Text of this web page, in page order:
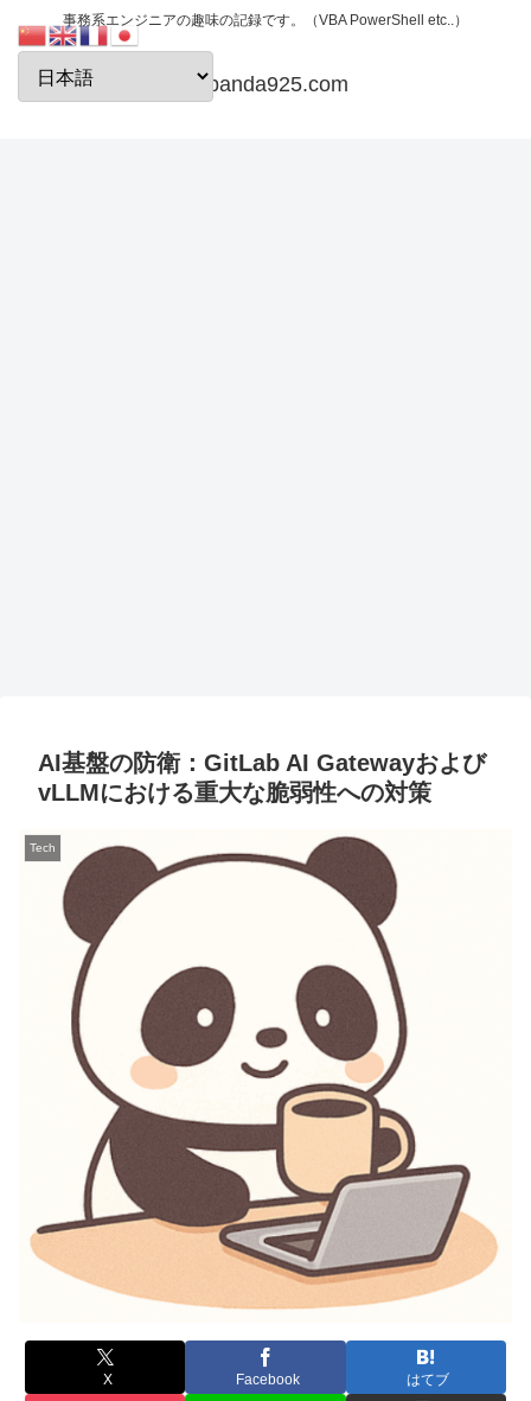
事務系エンジニアの趣味の記録です。（VBA PowerShell etc..）
papanda925.com
AI基盤の防衛：GitLab AI Gatewayおよび
vLLMにおける重大な脆弱性への対策
Tech
X Facebook はてブ